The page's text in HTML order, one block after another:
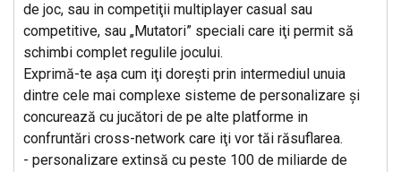
de joc, sau in competiţii multiplayer casual sau
competitive, sau „Mutatori” speciali care iţi permit să
schimbi complet regulile jocului.
Exprimă-te aşa cum iţi doreşti prin intermediul unuia
dintre cele mai complexe sisteme de personalizare şi
concurează cu jucători de pe alte platforme in
confruntări cross-network care iţi vor tăi răsuflarea.
- personalizare extinsă cu peste 100 de miliarde de